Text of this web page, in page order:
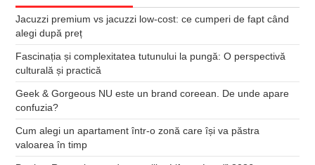
Jacuzzi premium vs jacuzzi low-cost: ce cumperi de fapt când
alegi după preț
Fascinația și complexitatea tutunului la pungă: O perspectivă
culturală și practică
Geek & Gorgeous NU este un brand coreean. De unde apare
confuzia?
Cum alegi un apartament într-o zonă care își va păstra
valoarea în timp